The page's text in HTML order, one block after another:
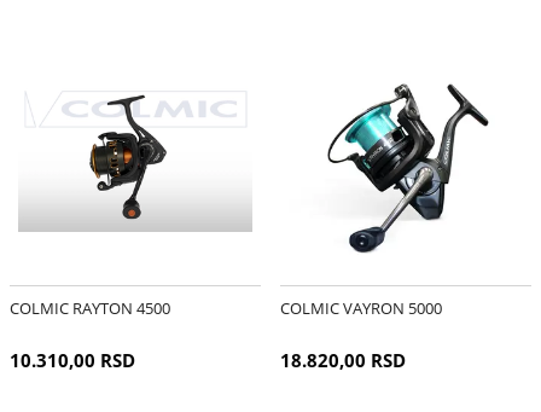
COLMIC RAYTON 4500
10.310,00 RSD
COLMIC VAYRON 5000
18.820,00 RSD